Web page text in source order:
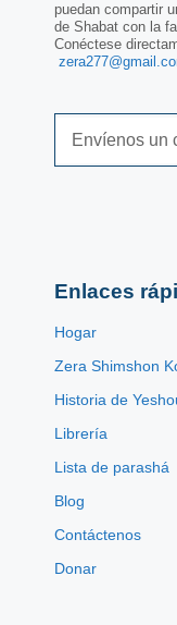
puedan compartir
de Shabat con la
Conéctese
Enlaces
Hogar
Zera Shimshon
Historia de
Librería
Lista de parashá
Blog
Contáctenos
Donar